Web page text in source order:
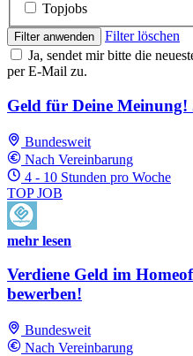
Topjobs
Filter anwenden
Filter löschen
Ja, sendet mir bitte die
per E-Mail zu.
Geld für Deine Meinung!
Bundesweit
Nach Vereinbarung
4 - 10 Stunden pro Woche
TOP JOB
mehr lesen
Verdiene Geld im
bewerben!
Bundesweit
Nach Vereinbarung